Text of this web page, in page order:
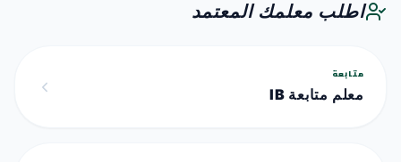
اطلب معلمك المعتمد
متابعة
معلم متابعة IB